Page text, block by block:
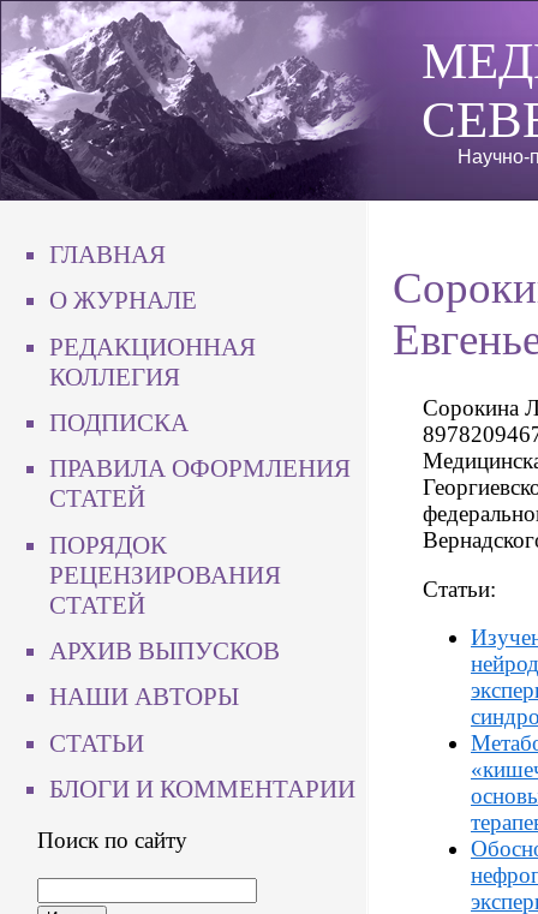
Научно-
ГЛАВНАЯ
О ЖУРНАЛЕ
РЕДАКЦИОННАЯ
КОЛЛЕГИЯ
ПОДПИСКА
ПРАВИЛА ОФОРМЛЕНИЯ
СТАТЕЙ
ПОРЯДОК
РЕЦЕНЗИРОВАНИЯ
СТАТЕЙ
АРХИВ ВЫПУСКОВ
НАШИ АВТОРЫ
СТАТЬИ
БЛОГИ И КОММЕНТАРИИ
Поиск по сайту
Сорокина
Статьи: